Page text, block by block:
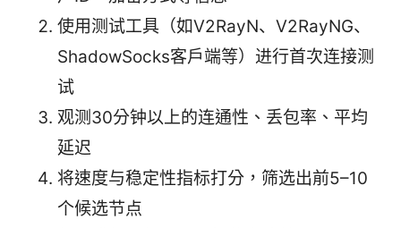
使用测试工具（如V2RayN、V2RayNG、
ShadowSocks客户端等）进行首次连接测
试
观测30分钟以上的连通性、丢包率、平均
延迟
将速度与稳定性指标打分，筛选出前5–10
个候选节点